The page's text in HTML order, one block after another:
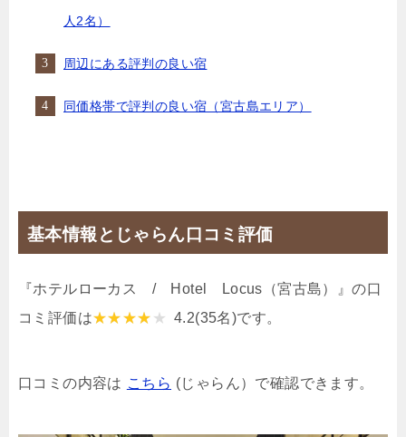
人2名）
周辺にある評判の良い宿
同価格帯で評判の良い宿（宮古島エリア）
基本情報とじゃらん口コミ評価
『ホテルローカス / Hotel Locus（宮古島）』の口
コミ評価は
4.2(35名)です。
口コミの内容は こちら (じゃらん）で確認できます。